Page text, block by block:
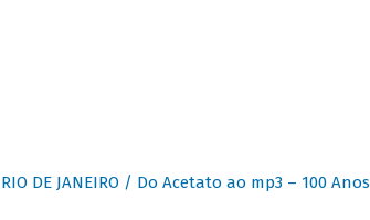
RIO DE JANEIRO / Do Acetato ao mp3 – 100 Anos